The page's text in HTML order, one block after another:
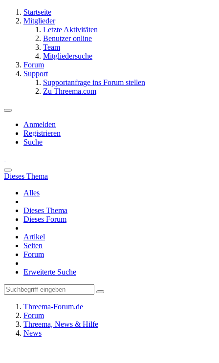
Startseite
Mitglieder
Letzte Aktivitäten
Benutzer online
Team
Mitgliedersuche
Forum
Support
Supportanfrage ins Forum stellen
Zu Threema.com
Anmelden
Registrieren
Suche
Dieses Thema
Alles
Dieses Thema
Dieses Forum
Artikel
Seiten
Forum
Erweiterte Suche
Threema-Forum.de
Forum
Threema, News & Hilfe
News